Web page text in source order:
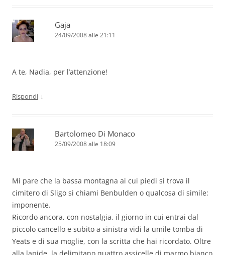
Gaja
24/09/2008 alle 21:11
A te, Nadia, per l’attenzione!
Rispondi ↓
Bartolomeo Di Monaco
25/09/2008 alle 18:09
Mi pare che la bassa montagna ai cui piedi si trova il
cimitero di Sligo si chiami Benbulden o qualcosa di simile:
imponente.
Ricordo ancora, con nostalgia, il giorno in cui entrai dal
piccolo cancello e subito a sinistra vidi la umile tomba di
Yeats e di sua moglie, con la scritta che hai ricordato. Oltre